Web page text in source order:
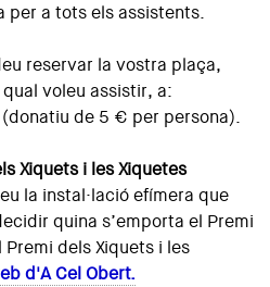
per a tots els assistents.
reservar la vostra plaça,
voleu assistir, a:
(donatiu de 5 € per persona).
Xiquets i les Xiquetes
la instal·lació efímera que
quina s’emporta el Premi
dels Xiquets i les
d'A Cel Obert.